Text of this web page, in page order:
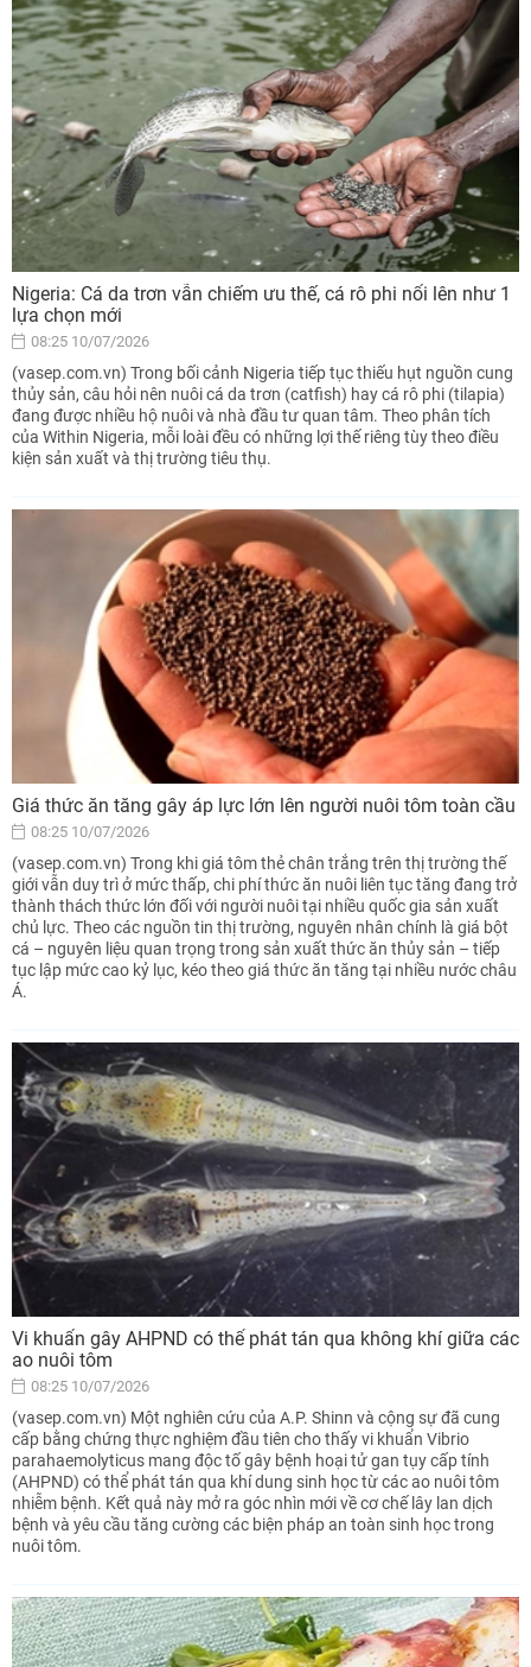
Nigeria: Cá da trơn vẫn chiếm ưu thế, cá rô phi nổi lên như 1
lựa chọn mới
08:25 10/07/2026
(vasep.com.vn) Trong bối cảnh Nigeria tiếp tục thiếu hụt nguồn cung
thủy sản, câu hỏi nên nuôi cá da trơn (catfish) hay cá rô phi (tilapia)
đang được nhiều hộ nuôi và nhà đầu tư quan tâm. Theo phân tích
của Within Nigeria, mỗi loài đều có những lợi thế riêng tùy theo điều
kiện sản xuất và thị trường tiêu thụ.
Giá thức ăn tăng gây áp lực lớn lên người nuôi tôm toàn cầu
08:25 10/07/2026
(vasep.com.vn) Trong khi giá tôm thẻ chân trắng trên thị trường thế
giới vẫn duy trì ở mức thấp, chi phí thức ăn nuôi liên tục tăng đang trở
thành thách thức lớn đối với người nuôi tại nhiều quốc gia sản xuất
chủ lực. Theo các nguồn tin thị trường, nguyên nhân chính là giá bột
cá – nguyên liệu quan trọng trong sản xuất thức ăn thủy sản – tiếp
tục lập mức cao kỷ lục, kéo theo giá thức ăn tăng tại nhiều nước châu
Á.
Vi khuẩn gây AHPND có thể phát tán qua không khí giữa các
ao nuôi tôm
08:25 10/07/2026
(vasep.com.vn) Một nghiên cứu của A.P. Shinn và cộng sự đã cung
cấp bằng chứng thực nghiệm đầu tiên cho thấy vi khuẩn Vibrio
parahaemolyticus mang độc tố gây bệnh hoại tử gan tụy cấp tính
(AHPND) có thể phát tán qua khí dung sinh học từ các ao nuôi tôm
nhiễm bệnh. Kết quả này mở ra góc nhìn mới về cơ chế lây lan dịch
bệnh và yêu cầu tăng cường các biện pháp an toàn sinh học trong
nuôi tôm.